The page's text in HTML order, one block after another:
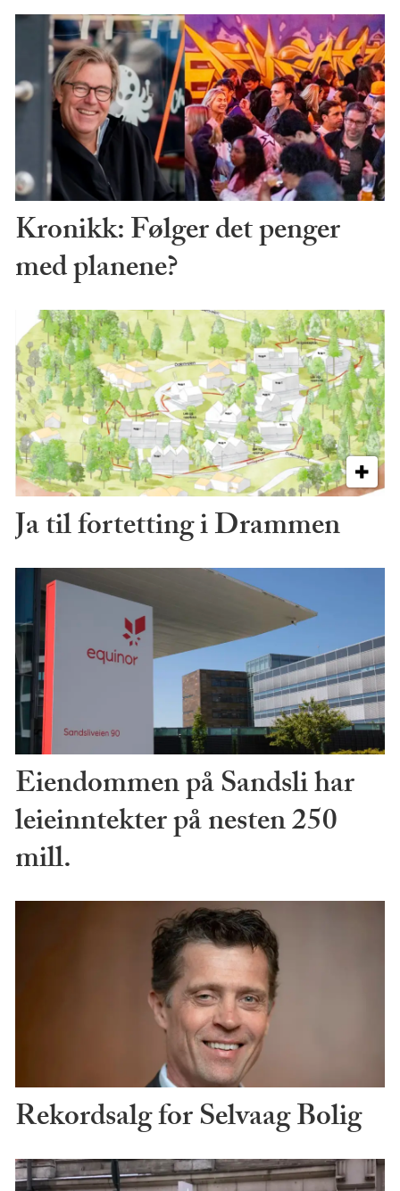
Kronikk: Følger det penger
med planene?
Ja til fortetting i Drammen
Eiendommen på Sandsli har
leieinntekter på nesten 250
mill.
Rekordsalg for Selvaag Bolig